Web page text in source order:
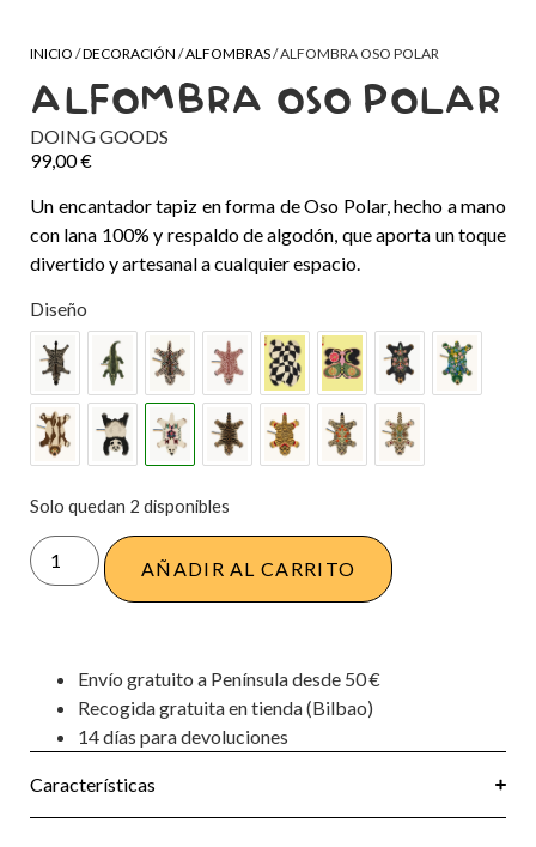
INICIO /DECORACIÓN /ALFOMBRAS/ ALFOMBRA OSO POLAR
ALFOMBRA OSO POLAR
DOING GOODS
99,00€
Un encantador tapiz en forma de Oso Polar, hecho a mano
con lana 100% y respaldo de algodón, que aporta un toque
divertido y artesanal a cualquier espacio.
Diseño
Solo quedan 2 disponibles
AÑADIR AL CARRITO
Envío gratuito a Península desde 50 €
Recogida gratuita en tienda (Bilbao)
14 días para devoluciones
Características